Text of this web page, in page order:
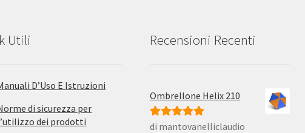
Utili
D’Uso E Istruzioni
di sicurezza per
dei prodotti
Recensioni Recenti
Ombrellone Helix 210
Valutato5su
di mantovanelliclaudio